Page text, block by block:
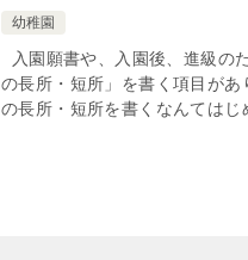
幼稚園
入園願書や、入園後、進級の
の長所・短所」を書く項目が
の長所・短所を書くなんては